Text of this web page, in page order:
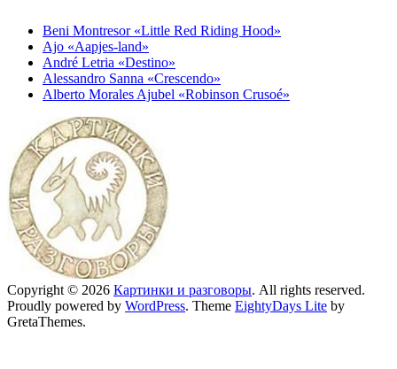
Beni Montresor «Little Red Riding Hood»
Ajo «Aapjes-land»
André Letria «Destino»
Alessandro Sanna «Crescendo»
Alberto Morales Ajubel «Robinson Crusoé»
Copyright © 2026 Картинки и разговоры. All rights reserved.
Proudly powered by WordPress. Theme EightyDays Lite by
GretaThemes.